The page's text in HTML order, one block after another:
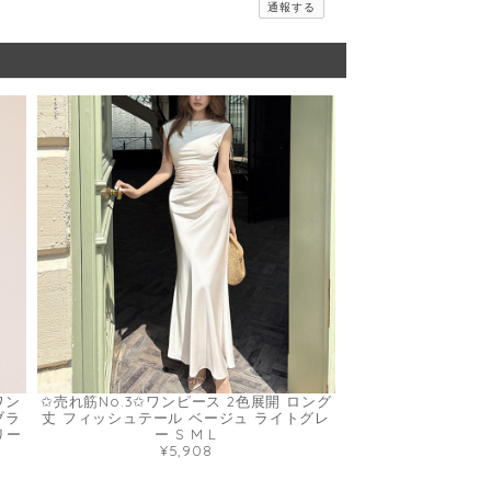
通報する
ン
ー
✩売れ筋No.3✩ワンピース 2色展開 ロング
丈 フィッシュテール ベージュ ライトグレ
ー S M L
¥5,908